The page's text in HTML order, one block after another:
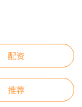
配资
推荐